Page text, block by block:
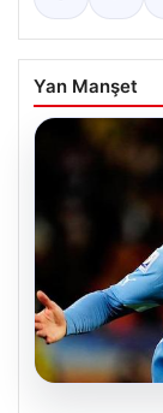
Yan Manşet